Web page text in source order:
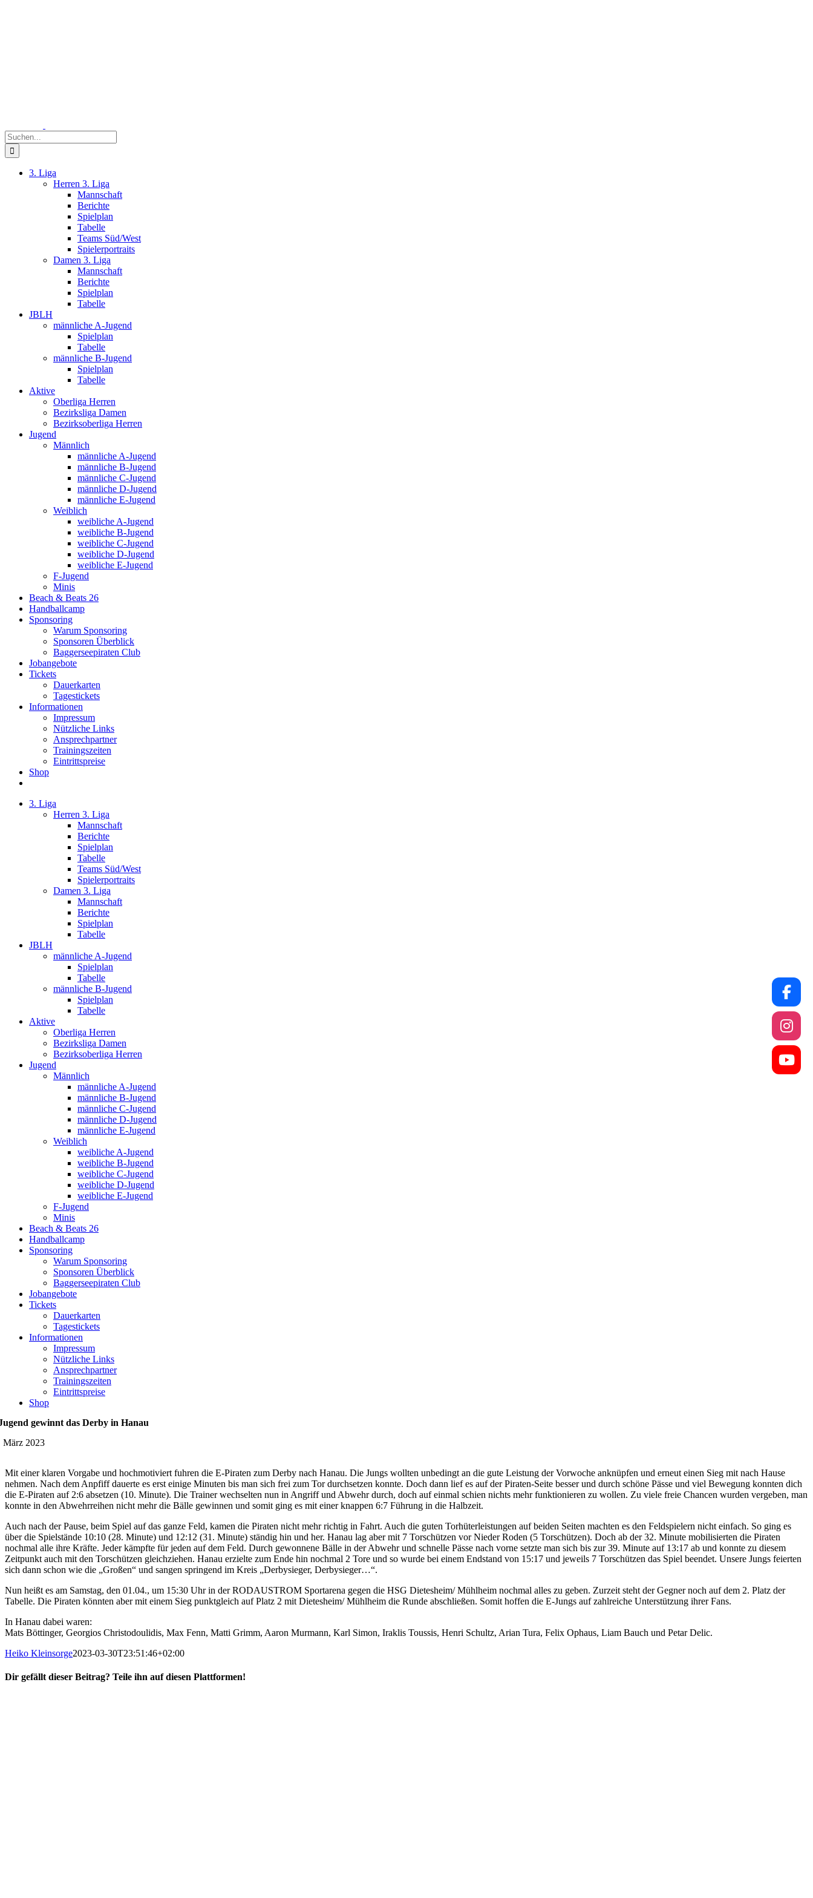
Suche
nach:
3. Liga
Herren 3. Liga
Mannschaft
Berichte
Spielplan
Tabelle
Teams Süd/West
Spielerportraits
Damen 3. Liga
Mannschaft
Berichte
Spielplan
Tabelle
JBLH
männliche A-Jugend
Spielplan
Tabelle
männliche B-Jugend
Spielplan
Tabelle
Aktive
Oberliga Herren
Bezirksliga Damen
Bezirksoberliga Herren
Jugend
Männlich
männliche A-Jugend
männliche B-Jugend
männliche C-Jugend
männliche D-Jugend
männliche E-Jugend
Weiblich
weibliche A-Jugend
weibliche B-Jugend
weibliche C-Jugend
weibliche D-Jugend
weibliche E-Jugend
F-Jugend
Minis
Beach & Beats 26
Handballcamp
Sponsoring
Warum Sponsoring
Sponsoren Überblick
Baggerseepiraten Club
Jobangebote
Tickets
Dauerkarten
Tagestickets
Informationen
Impressum
Nützliche Links
Ansprechpartner
Trainingszeiten
Eintrittspreise
Shop
3. Liga
Herren 3. Liga
Mannschaft
Berichte
Spielplan
Tabelle
Teams Süd/West
Spielerportraits
Damen 3. Liga
Mannschaft
Berichte
Spielplan
Tabelle
JBLH
männliche A-Jugend
Spielplan
Tabelle
männliche B-Jugend
Spielplan
Tabelle
Aktive
Oberliga Herren
Bezirksliga Damen
Bezirksoberliga Herren
Jugend
Männlich
männliche A-Jugend
männliche B-Jugend
männliche C-Jugend
männliche D-Jugend
männliche E-Jugend
Weiblich
weibliche A-Jugend
weibliche B-Jugend
weibliche C-Jugend
weibliche D-Jugend
weibliche E-Jugend
F-Jugend
Minis
Beach & Beats 26
Handballcamp
Sponsoring
Warum Sponsoring
Sponsoren Überblick
Baggerseepiraten Club
Jobangebote
Tickets
Dauerkarten
Tagestickets
Informationen
Impressum
Nützliche Links
Ansprechpartner
Trainingszeiten
Eintrittspreise
Shop
gewinnt das Derby in Hanau
März 2023
Mit einer klaren Vorgabe und hochmotiviert fuhren die E-Piraten zum Derby nach Hanau. Die Jungs wollten unbedingt an die gute Leistung der Vorwoche anknüpfen und erneut einen Sieg mit nach Hause
nehmen. Nach dem Anpfiff dauerte es erst einige Minuten bis man sich frei zum Tor durchsetzen konnte. Doch dann lief es auf der Piraten-Seite besser und durch schöne Pässe und viel Bewegung konnten dich
die E-Piraten auf 2:6 absetzen (10. Minute). Die Trainer wechselten nun in Angriff und Abwehr durch, doch auf einmal schien nichts mehr funktionieren zu wollen. Zu viele freie Chancen wurden vergeben, man
konnte in den Abwehrreihen nicht mehr die Bälle gewinnen und somit ging es mit einer knappen 6:7 Führung in die Halbzeit.
Auch nach der Pause, beim Spiel auf das ganze Feld, kamen die Piraten nicht mehr richtig in Fahrt. Auch die guten Torhüterleistungen auf beiden Seiten machten es den Feldspielern nicht einfach. So ging es
über die Spielstände 10:10 (28. Minute) und 12:12 (31. Minute) ständig hin und her. Hanau lag aber mit 7 Torschützen vor Nieder Roden (5 Torschützen). Doch ab der 32. Minute mobilisierten die Piraten
nochmal alle ihre Kräfte. Jeder kämpfte für jeden auf dem Feld. Durch gewonnene Bälle in der Abwehr und schnelle Pässe nach vorne setzte man sich bis zur 39. Minute auf 13:17 ab und konnte zu diesem
Zeitpunkt auch mit den Torschützen gleichziehen. Hanau erzielte zum Ende hin nochmal 2 Tore und so wurde bei einem Endstand von 15:17 und jeweils 7 Torschützen das Spiel beendet. Unsere Jungs feierten
sich dann schon wie die „Großen“ und sangen springend im Kreis „Derbysieger, Derbysieger…“.
Nun heißt es am Samstag, den 01.04., um 15:30 Uhr in der RODAUSTROM Sportarena gegen die HSG Dietesheim/ Mühlheim nochmal alles zu geben. Zurzeit steht der Gegner noch auf dem 2. Platz der
Tabelle. Die Piraten könnten aber mit einem Sieg punktgleich auf Platz 2 mit Dietesheim/ Mühlheim die Runde abschließen. Somit hoffen die E-Jungs auf zahlreiche Unterstützung ihrer Fans.
In Hanau dabei waren:
Mats Böttinger, Georgios Christodoulidis, Max Fenn, Matti Grimm, Aaron Murmann, Karl Simon, Iraklis Toussis, Henri Schultz, Arian Tura, Felix Ophaus, Liam Bauch und Petar Delic.
Heiko Kleinsorge2023-03-30T23:51:46+02:00
Dir gefällt dieser Beitrag? Teile ihn auf diesen Plattformen!